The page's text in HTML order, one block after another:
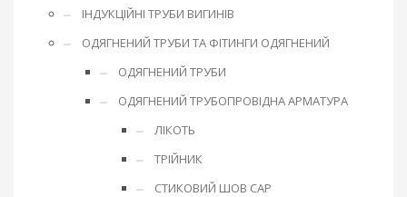
ІНДУКЦІЙНІ ТРУБИ ВИГИНІВ
ОДЯГНЕНИЙ ТРУБИ ТА ФІТИНГИ ОДЯГНЕНИЙ
ОДЯГНЕНИЙ ТРУБИ
ОДЯГНЕНИЙ ТРУБОПРОВІДНА АРМАТУРА
ЛІКОТЬ
ТРІЙНИК
СТИКОВИЙ ШОВ CAP